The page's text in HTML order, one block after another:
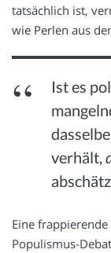
tatsächlich ist,
wie Perlen aus
Ist es
verhält,
Eine
Populismus-